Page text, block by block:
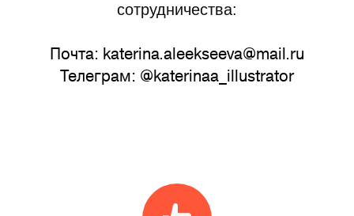
сотрудничества:
Почта: katerina.aleekseeva@mail.ru
Телеграм: @katerinaa_illustrator